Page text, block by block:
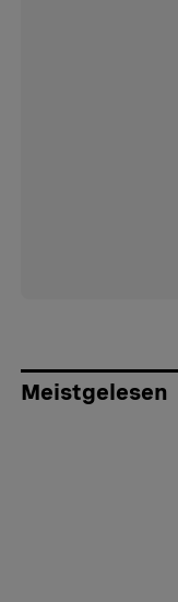
Meistgelesen